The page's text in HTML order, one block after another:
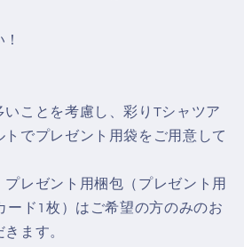
】
いことを考慮し、彩りTシャツア
トでプレゼント用袋をご用意して
レゼント用梱包（プレゼント用
ード1枚）はご希望の方のみのお
ます。